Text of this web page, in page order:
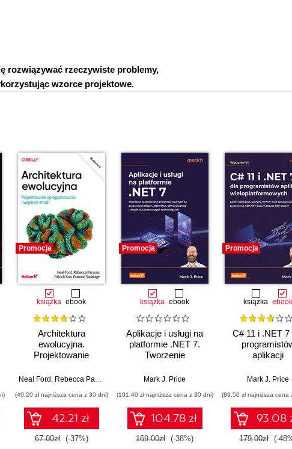
rozwiązywać rzeczywiste problemy,
wzorce projektowe.
Promocja
książka ebook
Architektura
ewolucyjna.
Projektowanie
wsparcie zmian.
Neal Ford , Rebecca Parsons Patrick Kua,Pramod Sadalage
(40,20 zł najniższa cena z 30 dni)
42.21 zł
67.00zł (-37%)
Promocja
książka ebook
Aplikacje i usługi na
platformie .NET 7.
Tworzenie
projektów opartych
Blazor, .NET MAUI,
gRPC, GraphQL i
innych
zaawansowanych
technologiach
Mark J. Price
(101,40 zł najniższa cena z 30 dni)
104.78 zł
169.00zł (-38%)
Promocja
książka ebook
C# 11 i .NET 7
aplikacji
Twórz
serwisy
pomocą
Core 7, Blazor i
Core 7.
Mark J. Price
(89,50 zł najniższa cena
93.08
179.00zł (-